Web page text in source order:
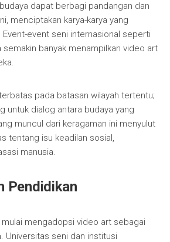
dapat berbagi pandangan dan
menciptakan karya-karya yang
event seni internasional seperti
semakin banyak menampilkan video art
pada batasan wilayah tertentu;
untuk dialog antara budaya yang
muncul dari keragaman ini menyulut
tentang isu keadilan sosial,
manusia.
Pendidikan
mengadopsi video art sebagai
Universitas seni dan institusi